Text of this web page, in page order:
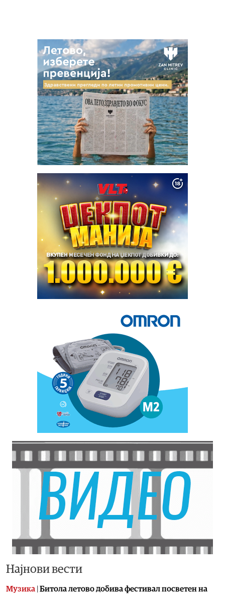
Најнови вести
Музика Битола летово добива фестивал посветен на